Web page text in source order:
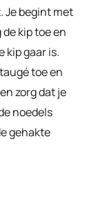
Je begint met
kip toe en
kip gaar is.
toe en
zorg dat je
noedels
gehakte